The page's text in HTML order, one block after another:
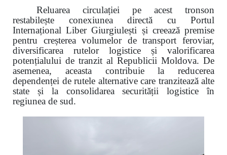
Reluarea circulației pe acest tronson
restabilește conexiunea directă cu Portul
Internațional Liber Giurgiulești și creează premise
pentru creșterea volumelor de transport feroviar,
diversificarea rutelor logistice și valorificarea
potențialului de tranzit al Republicii Moldova. De
asemenea, aceasta contribuie la reducerea
dependenței de rutele alternative care tranzitează alte
state și la consolidarea securității logistice în
regiunea de sud.